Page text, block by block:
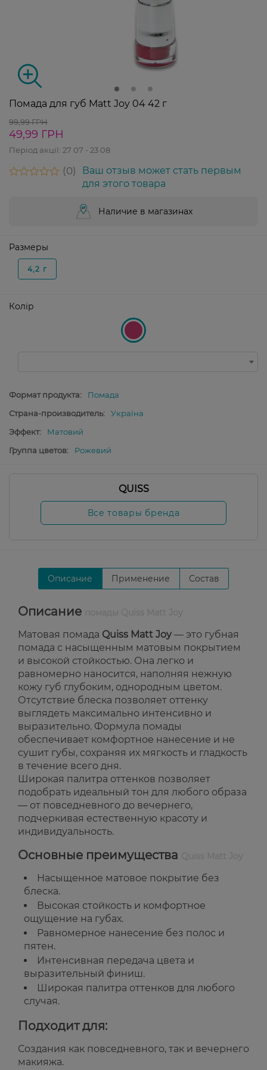
Помада для губ Matt Joy 04 42 г
99,99 ГРН
49,99 ГРН
Період акції: 27 07 - 23 08
0
Ваш отзыв может стать первым
для этого товара
Наличие в магазинах
Размеры
4,2 г
Колір
Формат продукта:
Помада
Страна-производитель:
Україна
Эффект:
Матовий
Группа цветов:
Рожевий
QUISS
Все товары бренда
Описание Применение Состав
Описание
Матовая помада Quiss Matt Joy — это губная
помада с насыщенным матовым покрытием
и высокой стойкостью. Она легко и
равномерно наносится, наполняя нежную
кожу губ глубоким, однородным цветом.
Отсутствие блеска позволяет оттенку
выглядеть максимально интенсивно и
выразительно. Формула помады
обеспечивает комфортное нанесение и не
сушит губы, сохраняя их мягкость и гладкость
в течение всего дня.
Широкая палитра оттенков позволяет
подобрать идеальный тон для любого образа
— от повседневного до вечернего,
подчеркивая естественную красоту и
индивидуальность.
Основные преимущества
Насыщенное матовое покрытие без
блеска.
Высокая стойкость и комфортное
ощущение на губах.
Равномерное нанесение без полос и
пятен.
Интенсивная передача цвета и
выразительный финиш.
Широкая палитра оттенков для любого
случая.
Подходит для:
Создания как повседневного, так и вечернего
макияжа.